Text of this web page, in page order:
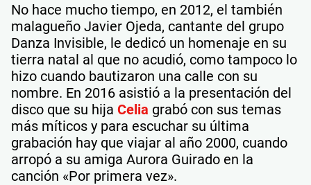
No hace mucho tiempo, en 2012, el también
malagueño Javier Ojeda, cantante del grupo
Danza Invisible, le dedicó un homenaje en su
tierra natal al que no acudió, como tampoco lo
hizo cuando bautizaron una calle con su
nombre. En 2016 asistió a la presentación del
disco que su hija Celia grabó con sus temas
más míticos y para escuchar su última
grabación hay que viajar al año 2000, cuando
arropó a su amiga Aurora Guirado en la
canción «Por primera vez».